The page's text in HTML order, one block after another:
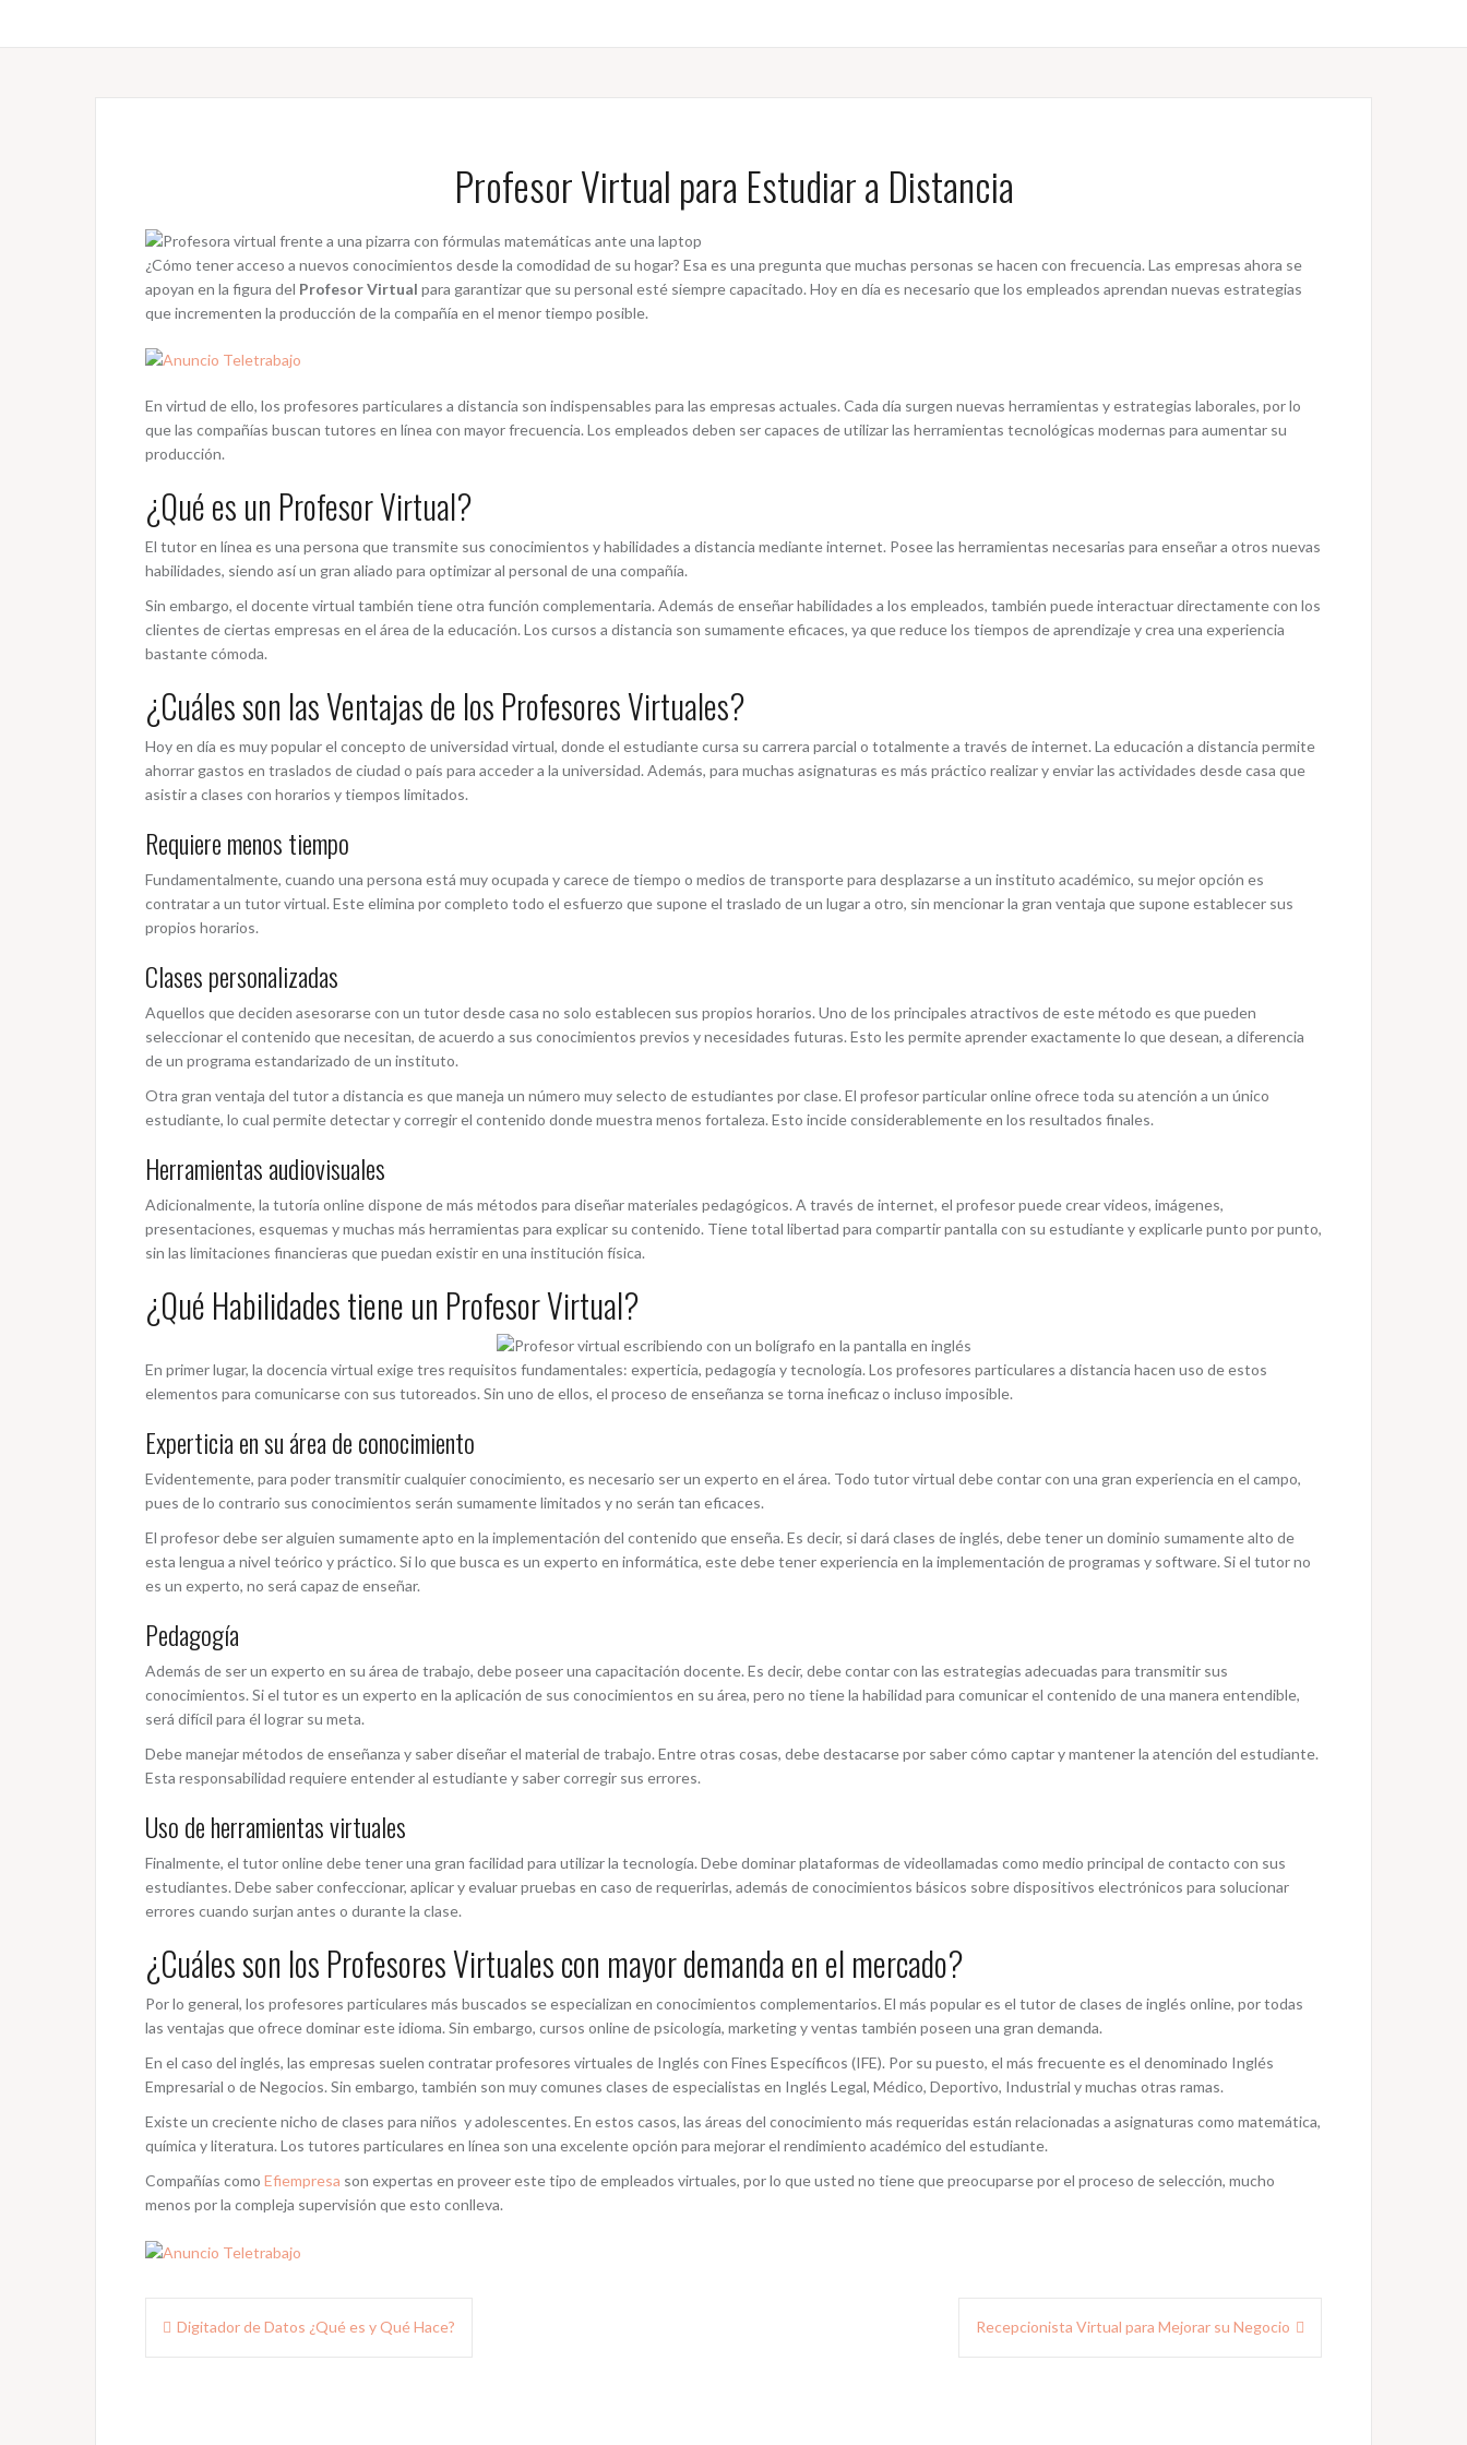
Profesor Virtual para Estudiar a Distancia
¿Cómo tener acceso a nuevos conocimientos desde la comodidad de su hogar? Esa es una pregunta que muchas personas se hacen con frecuencia. Las empresas ahora se
apoyan en la figura del Profesor Virtual para garantizar que su personal esté siempre capacitado. Hoy en día es necesario que los empleados aprendan nuevas estrategias
que incrementen la producción de la compañía en el menor tiempo posible.
En virtud de ello, los profesores particulares a distancia son indispensables para las empresas actuales. Cada día surgen nuevas herramientas y estrategias laborales, por lo
que las compañías buscan tutores en línea con mayor frecuencia. Los empleados deben ser capaces de utilizar las herramientas tecnológicas modernas para aumentar su
producción.
¿Qué es un Profesor Virtual?
El tutor en línea es una persona que transmite sus conocimientos y habilidades a distancia mediante internet. Posee las herramientas necesarias para enseñar a otros nuevas
habilidades, siendo así un gran aliado para optimizar al personal de una compañía.
Sin embargo, el docente virtual también tiene otra función complementaria. Además de enseñar habilidades a los empleados, también puede interactuar directamente con los
clientes de ciertas empresas en el área de la educación. Los cursos a distancia son sumamente eficaces, ya que reduce los tiempos de aprendizaje y crea una experiencia
bastante cómoda.
¿Cuáles son las Ventajas de los Profesores Virtuales?
Hoy en día es muy popular el concepto de universidad virtual, donde el estudiante cursa su carrera parcial o totalmente a través de internet. La educación a distancia permite
ahorrar gastos en traslados de ciudad o país para acceder a la universidad. Además, para muchas asignaturas es más práctico realizar y enviar las actividades desde casa que
asistir a clases con horarios y tiempos limitados.
Requiere menos tiempo
Fundamentalmente, cuando una persona está muy ocupada y carece de tiempo o medios de transporte para desplazarse a un instituto académico, su mejor opción es
contratar a un tutor virtual. Este elimina por completo todo el esfuerzo que supone el traslado de un lugar a otro, sin mencionar la gran ventaja que supone establecer sus
propios horarios.
Clases personalizadas
Aquellos que deciden asesorarse con un tutor desde casa no solo establecen sus propios horarios. Uno de los principales atractivos de este método es que pueden
seleccionar el contenido que necesitan, de acuerdo a sus conocimientos previos y necesidades futuras. Esto les permite aprender exactamente lo que desean, a diferencia
de un programa estandarizado de un instituto.
Otra gran ventaja del tutor a distancia es que maneja un número muy selecto de estudiantes por clase. El profesor particular online ofrece toda su atención a un único
estudiante, lo cual permite detectar y corregir el contenido donde muestra menos fortaleza. Esto incide considerablemente en los resultados finales.
Herramientas audiovisuales
Adicionalmente, la tutoría online dispone de más métodos para diseñar materiales pedagógicos. A través de internet, el profesor puede crear videos, imágenes,
presentaciones, esquemas y muchas más herramientas para explicar su contenido. Tiene total libertad para compartir pantalla con su estudiante y explicarle punto por punto,
sin las limitaciones financieras que puedan existir en una institución física.
¿Qué Habilidades tiene un Profesor Virtual?
En primer lugar, la docencia virtual exige tres requisitos fundamentales: experticia, pedagogía y tecnología. Los profesores particulares a distancia hacen uso de estos
elementos para comunicarse con sus tutoreados. Sin uno de ellos, el proceso de enseñanza se torna ineficaz o incluso imposible.
Experticia en su área de conocimiento
Evidentemente, para poder transmitir cualquier conocimiento, es necesario ser un experto en el área. Todo tutor virtual debe contar con una gran experiencia en el campo,
pues de lo contrario sus conocimientos serán sumamente limitados y no serán tan eficaces.
El profesor debe ser alguien sumamente apto en la implementación del contenido que enseña. Es decir, si dará clases de inglés, debe tener un dominio sumamente alto de
esta lengua a nivel teórico y práctico. Si lo que busca es un experto en informática, este debe tener experiencia en la implementación de programas y software. Si el tutor no
es un experto, no será capaz de enseñar.
Pedagogía
Además de ser un experto en su área de trabajo, debe poseer una capacitación docente. Es decir, debe contar con las estrategias adecuadas para transmitir sus
conocimientos. Si el tutor es un experto en la aplicación de sus conocimientos en su área, pero no tiene la habilidad para comunicar el contenido de una manera entendible,
será difícil para él lograr su meta.
Debe manejar métodos de enseñanza y saber diseñar el material de trabajo. Entre otras cosas, debe destacarse por saber cómo captar y mantener la atención del estudiante.
Esta responsabilidad requiere entender al estudiante y saber corregir sus errores.
Uso de herramientas virtuales
Finalmente, el tutor online debe tener una gran facilidad para utilizar la tecnología. Debe dominar plataformas de videollamadas como medio principal de contacto con sus
estudiantes. Debe saber confeccionar, aplicar y evaluar pruebas en caso de requerirlas, además de conocimientos básicos sobre dispositivos electrónicos para solucionar
errores cuando surjan antes o durante la clase.
¿Cuáles son los Profesores Virtuales con mayor demanda en el mercado?
Por lo general, los profesores particulares más buscados se especializan en conocimientos complementarios. El más popular es el tutor de clases de inglés online, por todas
las ventajas que ofrece dominar este idioma. Sin embargo, cursos online de psicología, marketing y ventas también poseen una gran demanda.
En el caso del inglés, las empresas suelen contratar profesores virtuales de Inglés con Fines Específicos (IFE). Por su puesto, el más frecuente es el denominado Inglés
Empresarial o de Negocios. Sin embargo, también son muy comunes clases de especialistas en Inglés Legal, Médico, Deportivo, Industrial y muchas otras ramas.
Existe un creciente nicho de clases para niños y adolescentes. En estos casos, las áreas del conocimiento más requeridas están relacionadas a asignaturas como matemática,
química y literatura. Los tutores particulares en línea son una excelente opción para mejorar el rendimiento académico del estudiante.
Compañías como Efiempresa son expertas en proveer este tipo de empleados virtuales, por lo que usted no tiene que preocuparse por el proceso de selección, mucho
menos por la compleja supervisión que esto conlleva.
Navegación
Digitador de Datos ¿Qué es y Qué Hace? Recepcionista Virtual para Mejorar su Negocio